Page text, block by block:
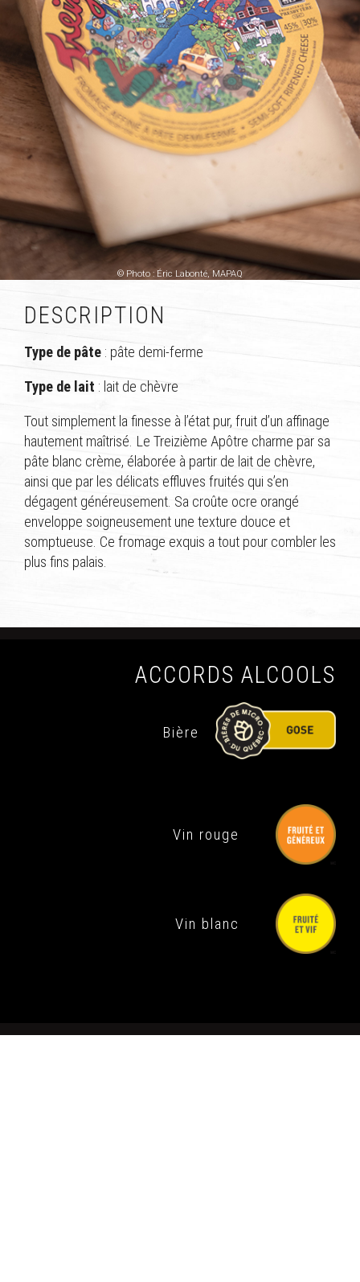
© Photo : Éric Labonté, MAPAQ
DESCRIPTION
Type de pâte : pâte demi-ferme
Type de lait : lait de chèvre
Tout simplement la finesse à l’état pur, fruit d’un affinage
hautement maîtrisé. Le Treizième Apôtre charme par sa
pâte blanc crème, élaborée à partir de lait de chèvre,
ainsi que par les délicats effluves fruités qui s’en
dégagent généreusement. Sa croûte ocre orangé
enveloppe soigneusement une texture douce et
somptueuse. Ce fromage exquis a tout pour combler les
plus fins palais.
ACCORDS ALCOOLS
Bière
Vin rouge
Vin blanc